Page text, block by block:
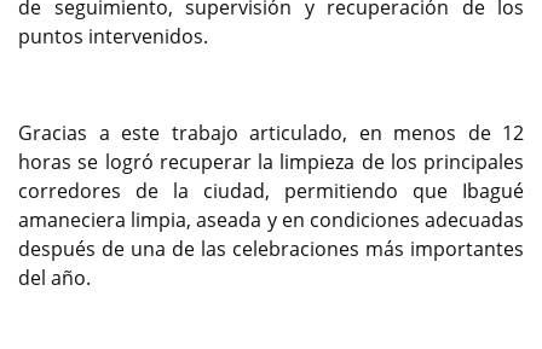
de seguimiento, supervisión y recuperación de los
puntos intervenidos.
Gracias a este trabajo articulado, en menos de 12
horas se logró recuperar la limpieza de los principales
corredores de la ciudad, permitiendo que Ibagué
amaneciera limpia, aseada y en condiciones adecuadas
después de una de las celebraciones más importantes
del año.